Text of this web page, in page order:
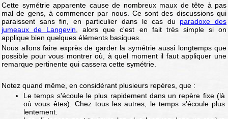
Cette symétrie apparente cause de nombreux maux de tête à pas
mal de gens, à commencer par nous. Ce sont des discussions qui
paraissent sans fin, en particulier dans le cas du paradoxe des
jumeaux de Langevin , alors que c'est en fait très simple si on
applique bien quelques éléments basiques.
Nous allons faire exprès de garder la symétrie aussi longtemps que
possible pour vous montrer où, à quel moment il faut appliquer une
remarque pertinente qui cassera cette symétrie.
Notez quand même, en considérant plusieurs repères, que :
Le temps s'écoule le plus rapidement dans un repère fixe (là
où vous êtes). Chez tous les autres, le temps s'écoule plus
lentement.